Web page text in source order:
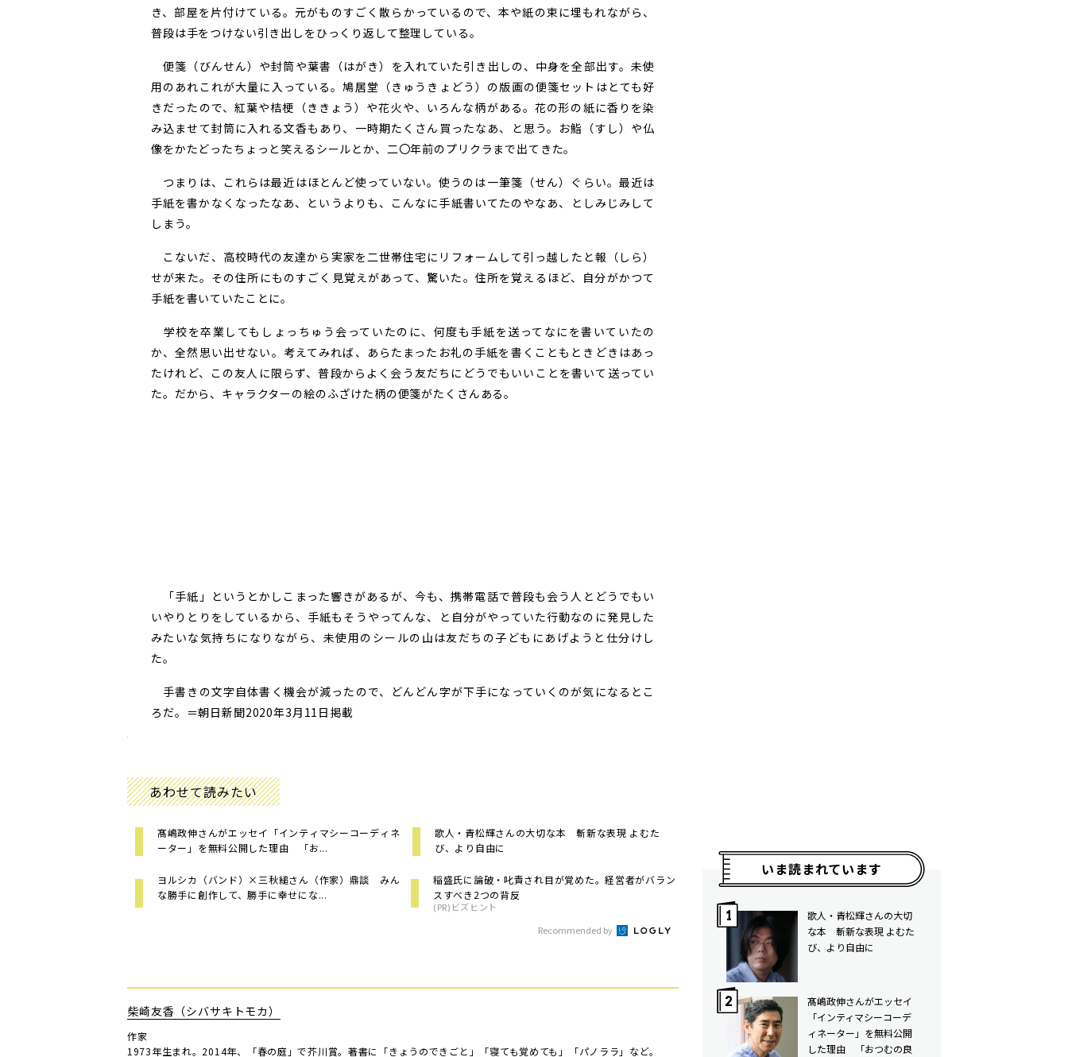
き、部屋を片付けている。元がものすごく散らかっているので、本や紙の束に埋もれながら、
普段は手をつけない引き出しをひっくり返して整理している。
便箋（びんせん）や封筒や葉書（はがき）を入れていた引き出しの、中身を全部出す。未使
用のあれこれが大量に入っている。鳩居堂（きゅうきょどう）の版画の便箋セットはとても好
きだったので、紅葉や桔梗（ききょう）や花火や、いろんな柄がある。花の形の紙に香りを染
み込ませて封筒に入れる文香もあり、一時期たくさん買ったなあ、と思う。お鮨（すし）や仏
像をかたどったちょっと笑えるシールとか、二〇年前のプリクラまで出てきた。
つまりは、これらは最近はほとんど使っていない。使うのは一筆箋（せん）ぐらい。最近は
手紙を書かなくなったなあ、というよりも、こんなに手紙書いてたのやなあ、としみじみして
しまう。
こないだ、高校時代の友達から実家を二世帯住宅にリフォームして引っ越したと報（しら）
せが来た。その住所にものすごく見覚えがあって、驚いた。住所を覚えるほど、自分がかつて
手紙を書いていたことに。
学校を卒業してもしょっちゅう会っていたのに、何度も手紙を送ってなにを書いていたの
か、全然思い出せない。考えてみれば、あらたまったお礼の手紙を書くこともときどきはあっ
たけれど、この友人に限らず、普段からよく会う友だちにどうでもいいことを書いて送ってい
た。だから、キャラクターの絵のふざけた柄の便箋がたくさんある。
「手紙」というとかしこまった響きがあるが、今も、携帯電話で普段も会う人とどうでもい
いやりとりをしているから、手紙もそうやってんな、と自分がやっていた行動なのに発見した
みたいな気持ちになりながら、未使用のシールの山は友だちの子どもにあげようと仕分けし
た。
手書きの文字自体書く機会が減ったので、どんどん字が下手になっていくのが気になるとこ
ろだ。＝朝日新聞2020年3月11日掲載
あわせて読みたい
髙嶋政伸さんがエッセイ「インティマシーコーディネ
ーター」を無料公開した理由 「お...
歌人・青松輝さんの大切な本 斬新な表現 よむた
び、より自由に
ヨルシカ（バンド）×三秋縋さん（作家）鼎談 みん
な勝手に創作して、勝手に幸せにな...
稲盛氏に論破・叱責され目が覚めた。経営者がバラン
スすべき2つの背反
(PR)ビズヒント
Recommended by
柴崎友香（シバサキトモカ）
作家
1973年生まれ。2014年、「春の庭」で芥川賞。著書に「きょうのできごと」「寝ても覚めても」「パノララ」など。
いま読まれています
歌人・青松輝さんの大切
な本 斬新な表現 よむた
び、より自由に
髙嶋政伸さんがエッセイ
「インティマシーコーデ
ィネーター」を無料公開
した理由 「おつむの良